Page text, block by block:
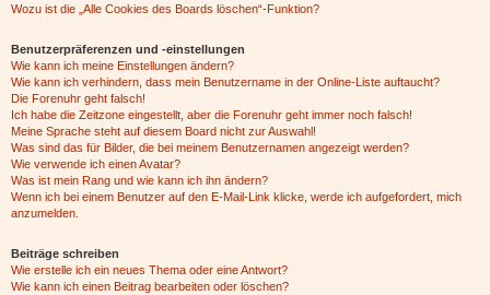
Wozu ist die „Alle Cookies des Boards löschen“-Funktion?
Benutzerpräferenzen und -einstellungen
Wie kann ich meine Einstellungen ändern?
Wie kann ich verhindern, dass mein Benutzername in der Online-Liste auftaucht?
Die Forenuhr geht falsch!
Ich habe die Zeitzone eingestellt, aber die Forenuhr geht immer noch falsch!
Meine Sprache steht auf diesem Board nicht zur Auswahl!
Was sind das für Bilder, die bei meinem Benutzernamen angezeigt werden?
Wie verwende ich einen Avatar?
Was ist mein Rang und wie kann ich ihn ändern?
Wenn ich bei einem Benutzer auf den E-Mail-Link klicke, werde ich aufgefordert, mich
anzumelden.
Beiträge schreiben
Wie erstelle ich ein neues Thema oder eine Antwort?
Wie kann ich einen Beitrag bearbeiten oder löschen?